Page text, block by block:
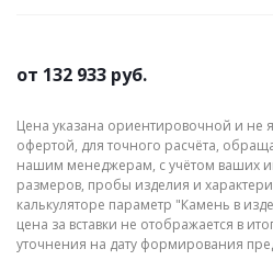
от 132 933 руб.
Цена указана ориентировочной и не
офертой, для точного расчёта,
нашим менеджерам, с учётом ваших
размеров, пробы изделия и
калькуляторе параметр "Камень в
цена за вставки не отображается в
уточнения на дату формирования